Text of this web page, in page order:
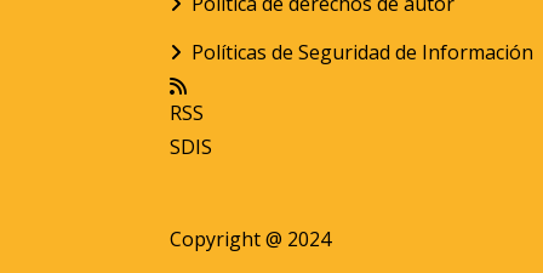
Políticas de Seguridad de Información
RSS
SDIS
Copyright @ 2024